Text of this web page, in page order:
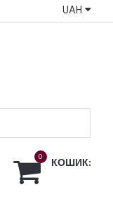
UAH
0 КОШИК: